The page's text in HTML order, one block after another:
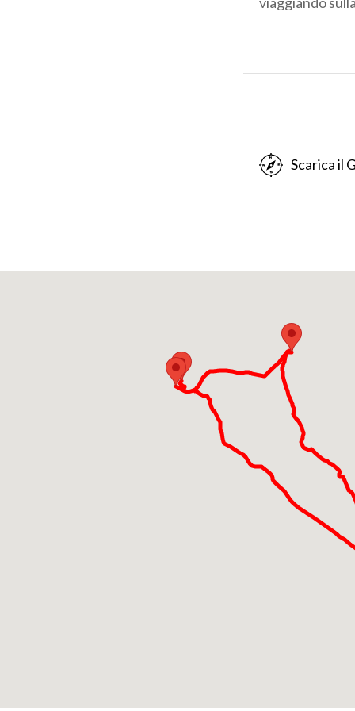
civile e
interessanti da
visita con
Puntiamo a
A21, oppure
Cremona è
campanili (in
poi è
qualcuno dice
popolare non
torrone, la
dei vividi
tutti piace,
le varietà più
Dopo questa
Scarica il